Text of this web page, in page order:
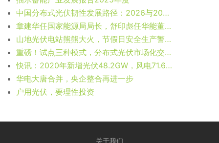
中国分布式光伏韧性发展路径：2026与2027年展望报告
章建华任国家能源局局长，舒印彪任华能董事长，寇伟升任国家电网董事长
山地光伏电站熊熊大火，节假日安全生产警钟长鸣！
重磅！试点三种模式，分布式光伏市场化交易试点进一步明确
快讯：2020年新增光伏48.2GW，风电71.67GW
华电大唐合并，央企整合再进一步
户用光伏，要理性投资
关于我们